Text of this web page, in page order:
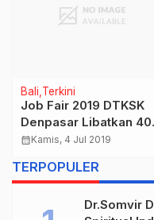
Bali Terkini
Job Fair 2019 DTKSK
Denpasar Libatkan 40
Perusahaan
calendar_monthKamis, 4 Jul 2019
TERPOPULER
Dr.Somvir